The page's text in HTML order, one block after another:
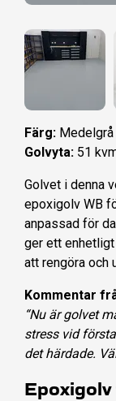
Färg:
Golvyta: 51
Golvet i denna
epoxigolv WB
anpassad för
ger ett
att rengöra och
Kommentar
“Nu är golvet
stress vid
det härdade.